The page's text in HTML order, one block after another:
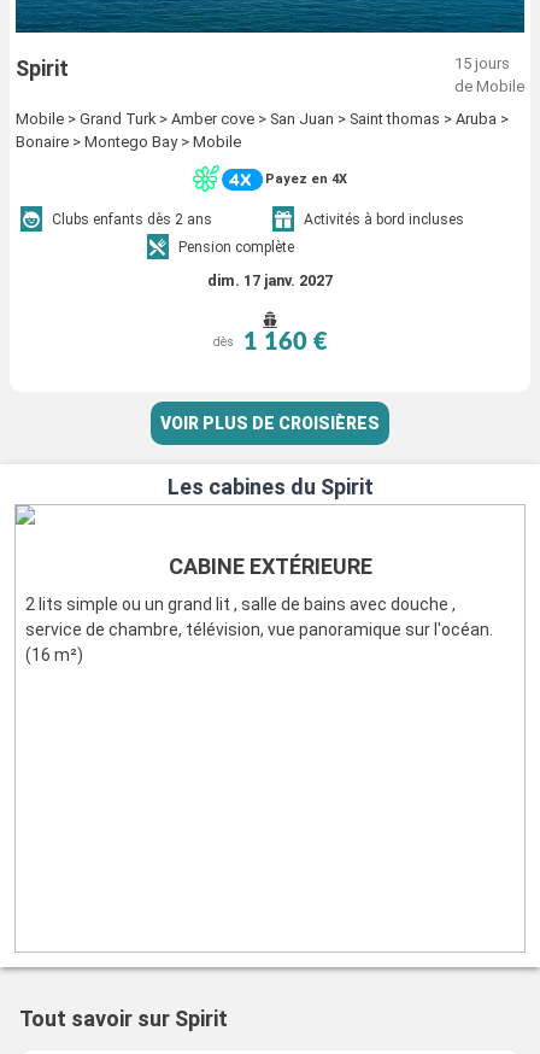
Spirit
15 jours
de Mobile
Mobile > Grand Turk > Amber cove > San Juan > Saint thomas > Aruba >
Bonaire > Montego Bay > Mobile
Payez en 4X
Clubs enfants dès 2 ans
Activités à bord incluses
Pension complète
dim. 17 janv. 2027
dès 1 160 €
VOIR PLUS DE CROISIÈRES
Les cabines du Spirit
CABINE EXTÉRIEURE
2 lits simple ou un grand lit , salle de bains avec douche ,
service de chambre, télévision, vue panoramique sur l'océan.
(16 m²)
Tout savoir sur Spirit